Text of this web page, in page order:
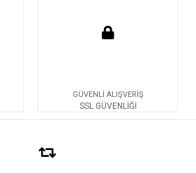
GÜVENLİ ALIŞVERİŞ
SSL GÜVENLİĞİ